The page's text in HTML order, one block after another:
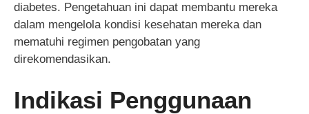
diabetes. Pengetahuan ini dapat membantu mereka
dalam mengelola kondisi kesehatan mereka dan
mematuhi regimen pengobatan yang
direkomendasikan.
Indikasi Penggunaan